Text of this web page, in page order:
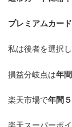
プレミアムカー
私は後者を選択し
損益分岐点は年
楽天市場で年間